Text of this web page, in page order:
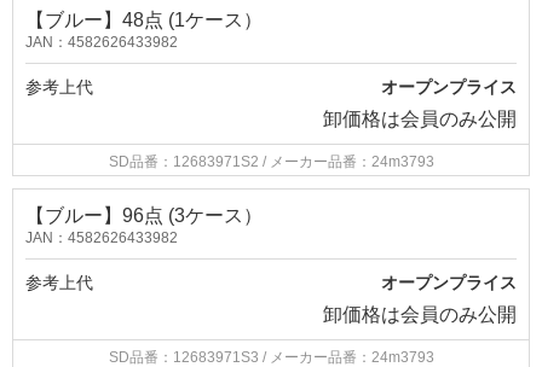
【ブルー】48点 (1ケース）
JAN：4582626433982
参考上代 オープンプライス
卸価格は会員のみ公開
SD品番：12683971S2 / メーカー品番：24m3793
【ブルー】96点 (3ケース）
JAN：4582626433982
参考上代 オープンプライス
卸価格は会員のみ公開
SD品番：12683971S3 / メーカー品番：24m3793